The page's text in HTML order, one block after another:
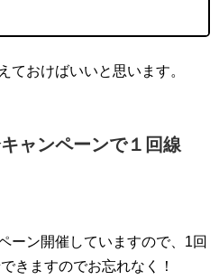
ておけばいいと思います。
ャンペーンで１回線
ーン開催していますので、1回
きますのでお忘れなく！